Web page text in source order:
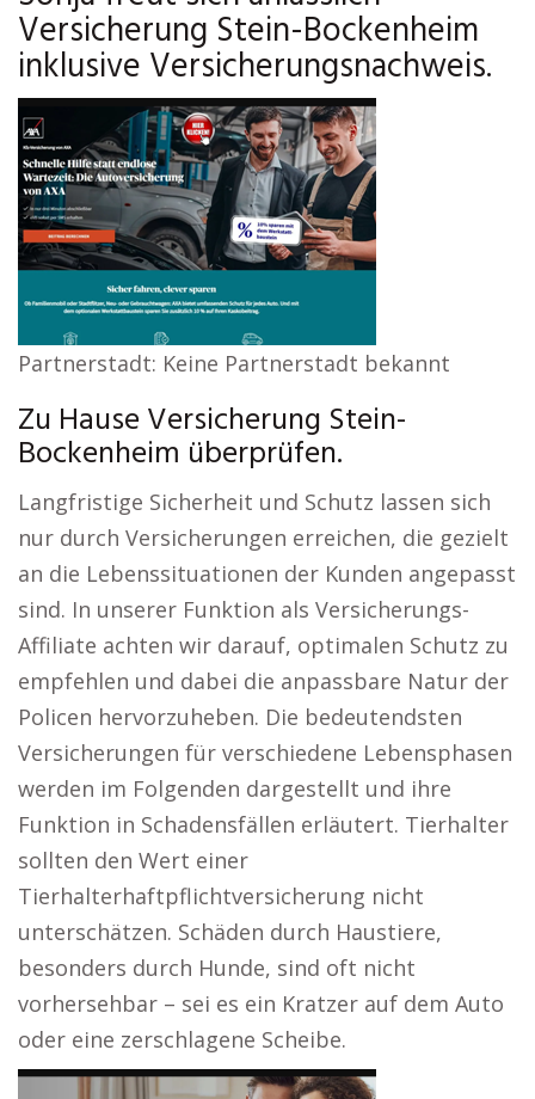
Versicherung Stein-Bockenheim
inklusive Versicherungsnachweis.
Partnerstadt: Keine Partnerstadt bekannt
Zu Hause Versicherung Stein-
Bockenheim überprüfen.
Langfristige Sicherheit und Schutz lassen sich
nur durch Versicherungen erreichen, die gezielt
an die Lebenssituationen der Kunden angepasst
sind. In unserer Funktion als Versicherungs-
Affiliate achten wir darauf, optimalen Schutz zu
empfehlen und dabei die anpassbare Natur der
Policen hervorzuheben. Die bedeutendsten
Versicherungen für verschiedene Lebensphasen
werden im Folgenden dargestellt und ihre
Funktion in Schadensfällen erläutert. Tierhalter
sollten den Wert einer
Tierhalterhaftpflichtversicherung nicht
unterschätzen. Schäden durch Haustiere,
besonders durch Hunde, sind oft nicht
vorhersehbar – sei es ein Kratzer auf dem Auto
oder eine zerschlagene Scheibe.